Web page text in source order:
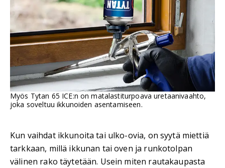
Myös Tytan 65 ICE:n on matalastiturpoava uretaanivaahto,
joka soveltuu ikkunoiden asentamiseen.
Kun vaihdat ikkunoita tai ulko-ovia, on syytä miettiä
tarkkaan, millä ikkunan tai oven ja runkotolpan
välinen rako täytetään. Usein miten rautakaupasta